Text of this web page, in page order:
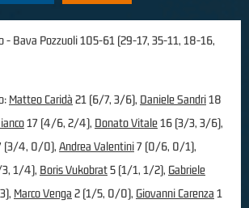
- Bava Pozzuoli 105-61 (29-17, 35-11, 18-16,
Matteo Caridà 21 (6/7, 3/6), Daniele Sandri18
17 (4/6, 2/4), Donato Vitale16 (3/3, 3/6),
(3/4, 0/0), Andrea Valentini7 (0/6, 0/1),
1/4), Boris Vukobrat5 (1/1, 1/2), Gabriele
Marco Venga 2 (1/5, 0/0), Giovanni Carenza 1